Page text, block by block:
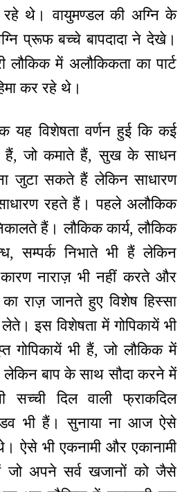
रहे थे। वायुमण्डल की अग्नि के
प्रूफ बच्चे बापदादा ने देखे।
लौकिक में अलौकिकता का पार्ट
कर रहे थे।
यह विशेषता वर्णन हुई कि कई
हैं, जो कमाते हैं, सुख के साधन
जुटा सकते हैं लेकिन साधारण
रहते हैं। पहले अलौकिक
हैं। लौकिक कार्य, लौकिक
सम्पर्क निभाते भी हैं लेकिन
नाराज़ भी नहीं करते और
राज़ जानते हुए विशेष हिस्सा
इस विशेषता में गोपिकायें भी
गोपिकायें भी हैं, जो लौकिक में
लेकिन बाप के साथ सौदा करने में
सच्ची दिल वाली फ्राकदिल
भी हैं। सुनाया ना आज ऐसे
ऐसे भी एकनामी और एकानामी
जो अपने सर्व खजानों को जैसे